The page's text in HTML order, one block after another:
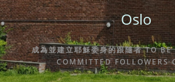
Oslo
成為並建立耶穌委身的跟隨者 TO
COMMITTED FOLLOWERS